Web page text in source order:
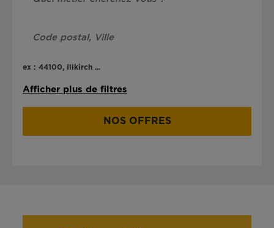
ex : 44100, Illkirch ...
Afficher plus de filtres
NOS OFFRES